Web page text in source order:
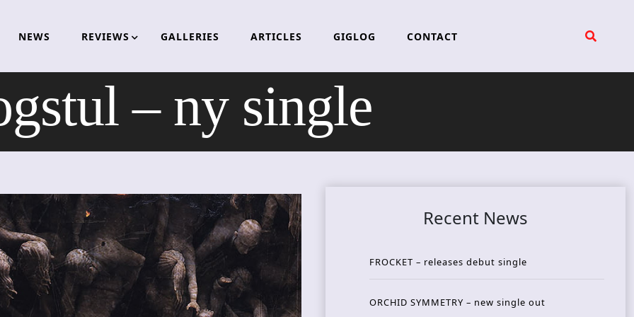
NEWS REVIEWS GALLERIES ARTICLES GIGLOG CONTACT
– ny single
Recent News
FROCKET – releases debut single
ORCHID SYMMETRY – new single out